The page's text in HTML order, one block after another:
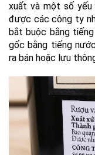
xuất và một số yếu
được các công ty
bắt buộc bằng
gốc bằng tiếng
ra bán hoặc lưu